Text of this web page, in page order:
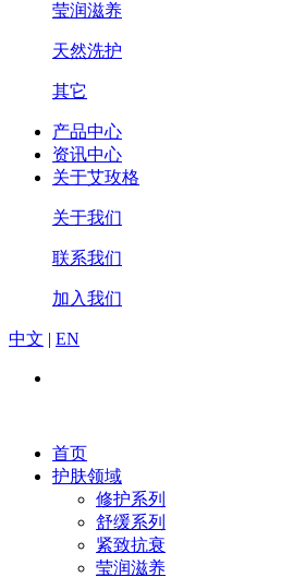
莹润滋养
天然洗护
其它
产品中心
资讯中心
关于艾玫格
关于我们
联系我们
加入我们
中文 | EN
首页
护肤领域
修护系列
舒缓系列
紧致抗衰
莹润滋养